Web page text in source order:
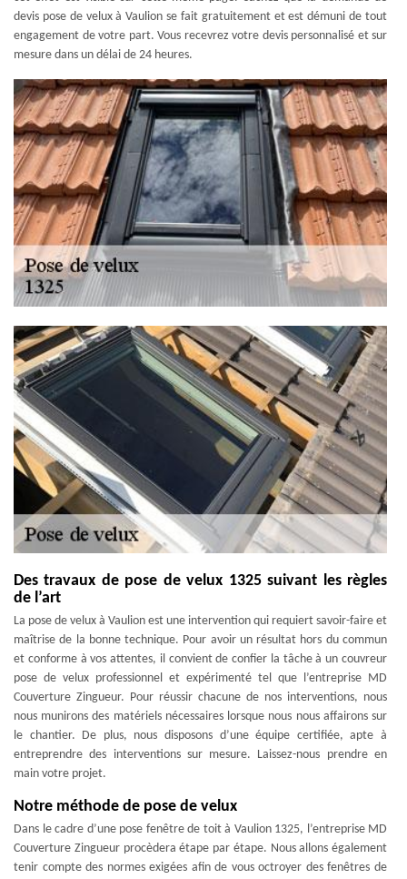
devis pose de velux à Vaulion se fait gratuitement et est démuni de tout
engagement de votre part. Vous recevrez votre devis personnalisé et sur
mesure dans un délai de 24 heures.
Des travaux de pose de velux 1325 suivant les règles
de l’art
La pose de velux à Vaulion est une intervention qui requiert savoir-faire et
maîtrise de la bonne technique. Pour avoir un résultat hors du commun
et conforme à vos attentes, il convient de confier la tâche à un couvreur
pose de velux professionnel et expérimenté tel que l’entreprise MD
Couverture Zingueur. Pour réussir chacune de nos interventions, nous
nous munirons des matériels nécessaires lorsque nous nous affairons sur
le chantier. De plus, nous disposons d’une équipe certifiée, apte à
entreprendre des interventions sur mesure. Laissez-nous prendre en
main votre projet.
Notre méthode de pose de velux
Dans le cadre d’une pose fenêtre de toit à Vaulion 1325, l’entreprise MD
Couverture Zingueur procèdera étape par étape. Nous allons également
tenir compte des normes exigées afin de vous octroyer des fenêtres de